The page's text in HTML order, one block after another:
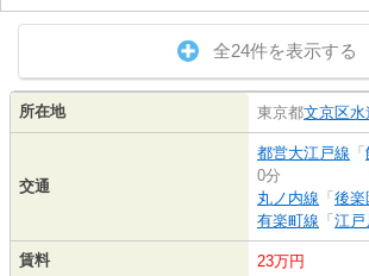
全24件を表示する
所在地 東京都文京区水
交通
都営大江戸線 「
0分
丸ノ内線 「 後楽
有楽町線 「 江戸
賃料 23万円